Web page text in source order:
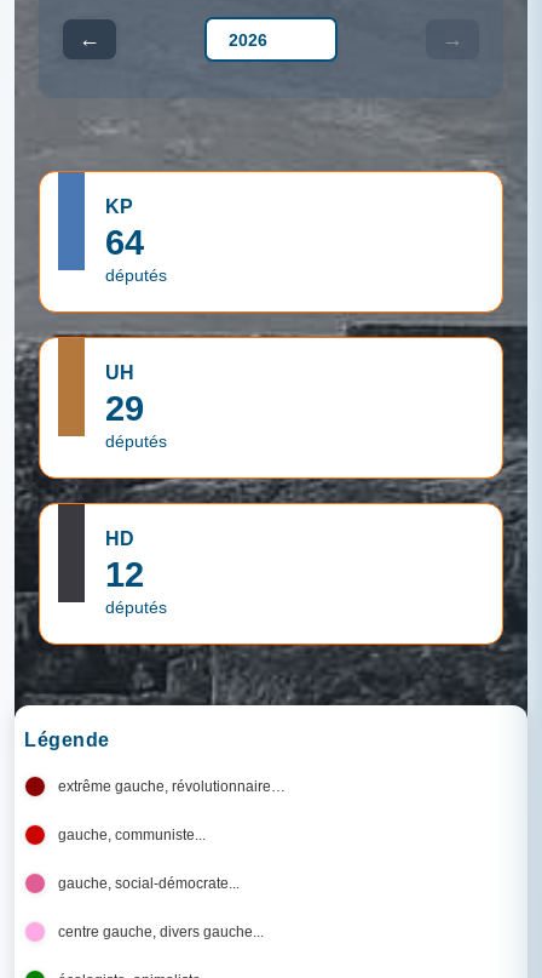
← →
KP
64
députés
UH
29
députés
HD
12
députés
Légende
extrême gauche, révolutionnaire…
gauche, communiste...
gauche, social-démocrate...
centre gauche, divers gauche...